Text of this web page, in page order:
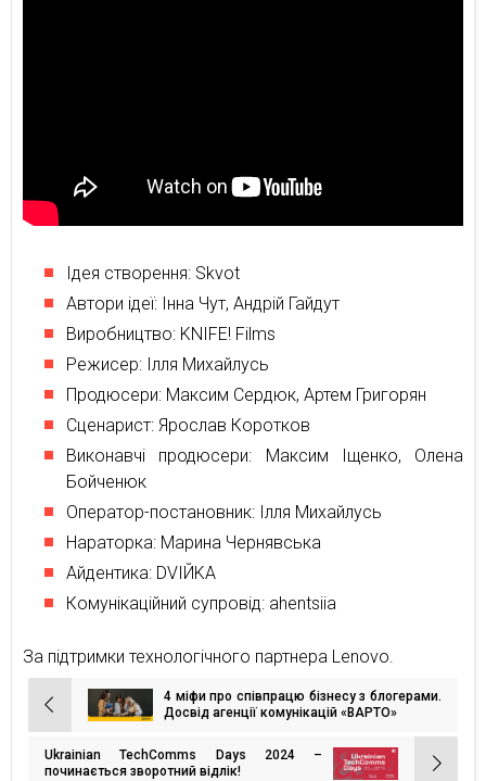
Ідея створення: Skvot
Автори ідеї: Інна Чут, Андрій Гайдут
Виробництво: KNIFE! Films
Режисер: Ілля Михайлусь
Продюсери: Максим Сердюк, Артем Григорян
Сценарист: Ярослав Коротков
Виконавчі продюсери: Максим Іщенко, Олена
Бойченюк
Оператор-постановник: Ілля Михайлусь
Нараторка: Марина Чернявська
Айдентика: DVIЙKA
Комунікаційний супровід: ahentsiia
За підтримки технологічного партнера Lenovo.
Навігація
записів
4 міфи про співпрацю бізнесу з блогерами.
Досвід агенції комунікацій «ВАРТО»
Ukrainian TechComms Days 2024 –
починається зворотний відлік!